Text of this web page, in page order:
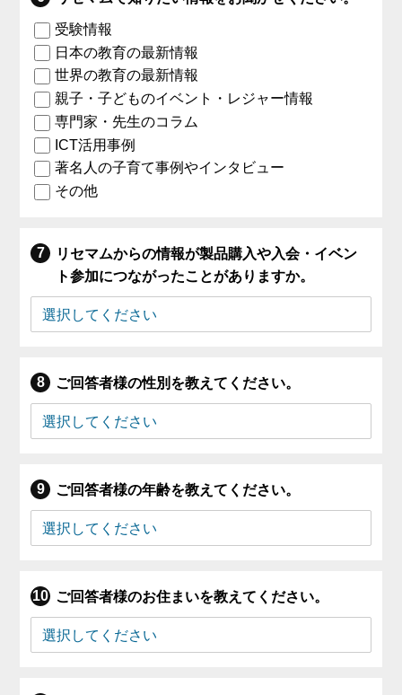
受験情報
日本の教育の最新情報
世界の教育の最新情報
親子・子どものイベント・レジャー情報
専門家・先生のコラム
ICT活用事例
著名人の子育て事例やインタビュー
その他
リセマムからの情報が製品購入や入会・イベン
ト参加につながったことがありますか。
ご回答者様の性別を教えてください。
ご回答者様の年齢を教えてください。
ご回答者様のお住まいを教えてください。